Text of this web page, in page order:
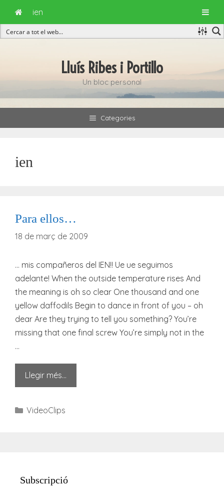
Lluís Ribes i Portillo
Un bloc personal
Categories
ien
Para ellos…
18 de març de 2009
… mis compañeros del IEN!! Ue ue seguimos
adelante! When the outside temperature rises And
the meaning is oh so clear One thousand and one
yellow daffodils Begin to dance in front of you – oh
dear Are they trying to tell you something? You’re
missing that one final screw You’re simply not in the
…
Llegir més…
Categories
VideoClips
Subscripció
ien